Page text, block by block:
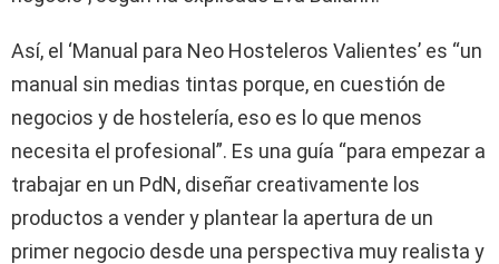
Así, el ‘Manual para Neo Hosteleros Valientes’ es “un
manual sin medias tintas porque, en cuestión de
negocios y de hostelería, eso es lo que menos
necesita el profesional”. Es una guía “para empezar a
trabajar en un PdN, diseñar creativamente los
productos a vender y plantear la apertura de un
primer negocio desde una perspectiva muy realista y